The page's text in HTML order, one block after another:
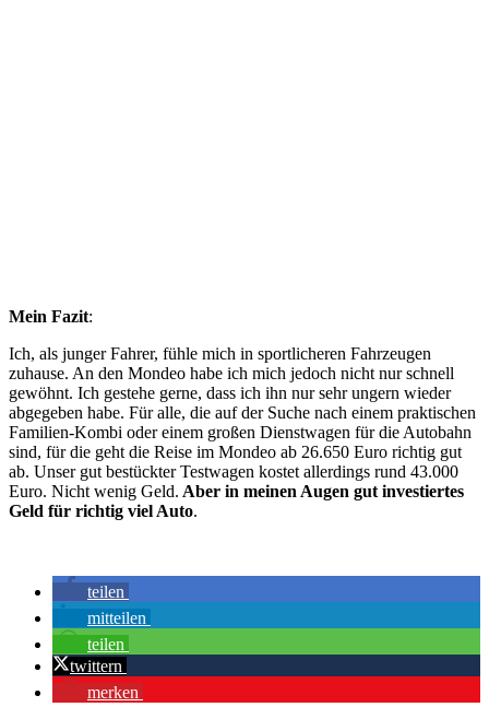
Mein Fazit:
Ich, als junger Fahrer, fühle mich in sportlicheren Fahrzeugen
zuhause. An den Mondeo habe ich mich jedoch nicht nur schnell
gewöhnt. Ich gestehe gerne, dass ich ihn nur sehr ungern wieder
abgegeben habe. Für alle, die auf der Suche nach einem praktischen
Familien-Kombi oder einem großen Dienstwagen für die Autobahn
sind, für die geht die Reise im Mondeo ab 26.650 Euro richtig gut
ab. Unser gut bestückter Testwagen kostet allerdings rund 43.000
Euro. Nicht wenig Geld. Aber in meinen Augen gut investiertes
Geld für richtig viel Auto.
teilen
mitteilen
teilen
twittern
merken